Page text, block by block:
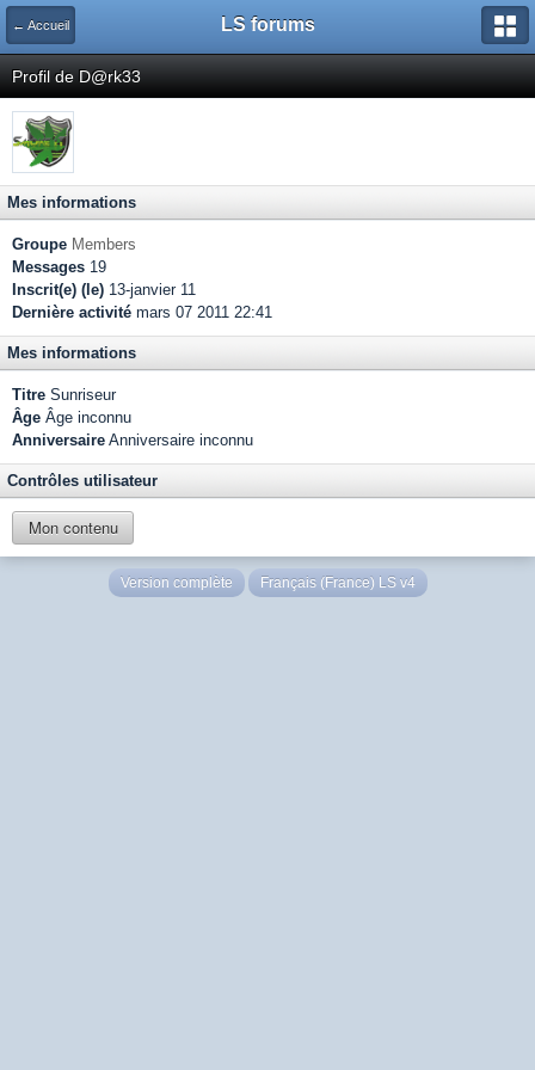
← Accueil LS forums
Profil de D@rk33
Mes informations
Groupe Members
Messages 19
Inscrit(e) (le) 13-janvier 11
Dernière activité mars 07 2011 22:41
Mes informations
Titre Sunriseur
Âge Âge inconnu
Anniversaire Anniversaire inconnu
Contrôles utilisateur
Mon contenu
Version complète Français (France) LS v4